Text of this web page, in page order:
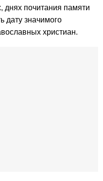
днях почитания памяти
дату значимого
христиан.